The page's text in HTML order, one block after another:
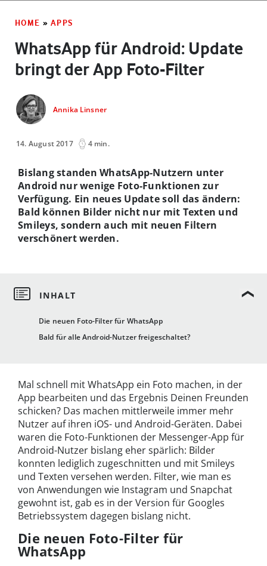
HOME » APPS
WhatsApp für Android: Update
bringt der App Foto-Filter
Annika Linsner
14. August 2017 4 min.
Die neuen Foto-Filter für WhatsApp
Bald für alle Android-Nutzer freigeschaltet?
Bislang standen WhatsApp-Nutzern unter
Android nur wenige Foto-Funktionen zur
Verfügung. Ein neues Update soll das ändern:
Bald können Bilder nicht nur mit Texten und
Smileys, sondern auch mit neuen Filtern
verschönert werden.
Mal schnell mit WhatsApp ein Foto machen, in der
App bearbeiten und das Ergebnis Deinen Freunden
schicken? Das machen mittlerweile immer mehr
Nutzer auf ihren iOS- und Android-Geräten. Dabei
waren die Foto-Funktionen der Messenger-App für
Android-Nutzer bislang eher spärlich: Bilder
konnten lediglich zugeschnitten und mit Smileys
und Texten versehen werden. Filter, wie man es
von Anwendungen wie Instagram und Snapchat
gewohnt ist, gab es in der Version für Googles
Betriebssystem dagegen bislang nicht.
Die neuen Foto-Filter für
WhatsApp